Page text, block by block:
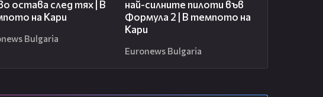
остава след тях | В
на Кари
Bulgaria
най-силните пилоти във
Формула 2 | В темпото на
Кари
Euronews Bulgaria